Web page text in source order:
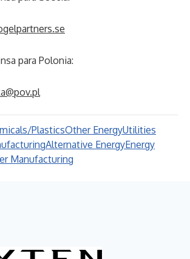
para Polonia:
PlasticsOther EnergyUtilities
Alternative EnergyEnergy
Manufacturing